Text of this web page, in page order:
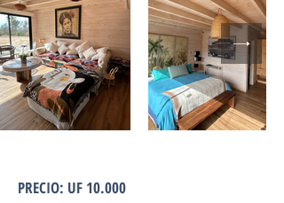
PRECIO: UF 10.000